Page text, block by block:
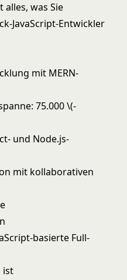
was Sie
JavaScript-Entwickler
mit MERN-
75.000\(-
und Node.js-
mit kollaborativen
basierte Full-
ist